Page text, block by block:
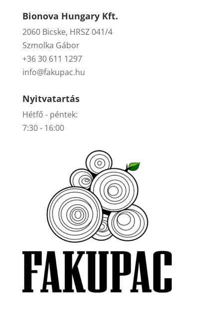
Bionova Hungary Kft.
2060 Bicske, HRSZ 041/4
Szmolka Gábor
+36 30 611 1297
info@fakupac.hu
Nyitvatartás
Hétfő - péntek:
7:30 - 16:00